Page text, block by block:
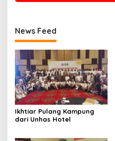
News Feed
Ikhtiar Pulang Kampung
dari Unhas Hotel